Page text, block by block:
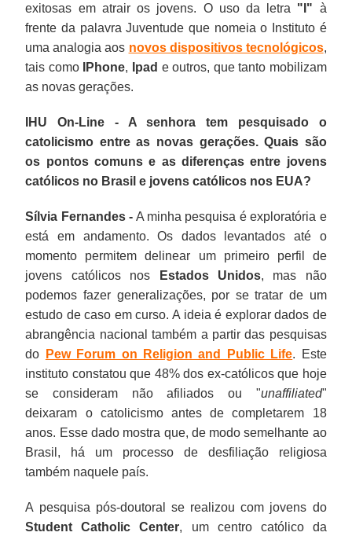
exitosas em atrair os jovens. O uso da letra "I" à
frente da palavra Juventude que nomeia o Instituto é
uma analogia aos novos dispositivos tecnológicos,
tais como
IPhone, Ipad e outros, que tanto mobilizam
as novas gerações.
IHU On-Line - A senhora tem pesquisado o
catolicismo entre as novas gerações. Quais são
os pontos comuns e as diferenças entre jovens
católicos no Brasil e jovens católicos nos EUA?
Sílvia Fernandes - A minha pesquisa é exploratória e
está em andamento. Os dados levantados até o
momento permitem delinear um primeiro perfil de
jovens católicos nos
Estados Unidos, mas não
podemos fazer generalizações, por se tratar de um
estudo de caso em curso. A ideia é explorar dados de
abrangência nacional também a partir das pesquisas
do
Pew Forum on Religion and Public Life. Este
instituto constatou que 48% dos ex-católicos que hoje
se consideram não afiliados ou "unaffiliated"
deixaram o catolicismo antes de completarem 18
anos. Esse dado mostra que, de modo semelhante ao
Brasil, há um processo de desfiliação religiosa
também naquele país.
A pesquisa pós-doutoral se realizou com jovens do
Student Catholic Center, um centro católico da